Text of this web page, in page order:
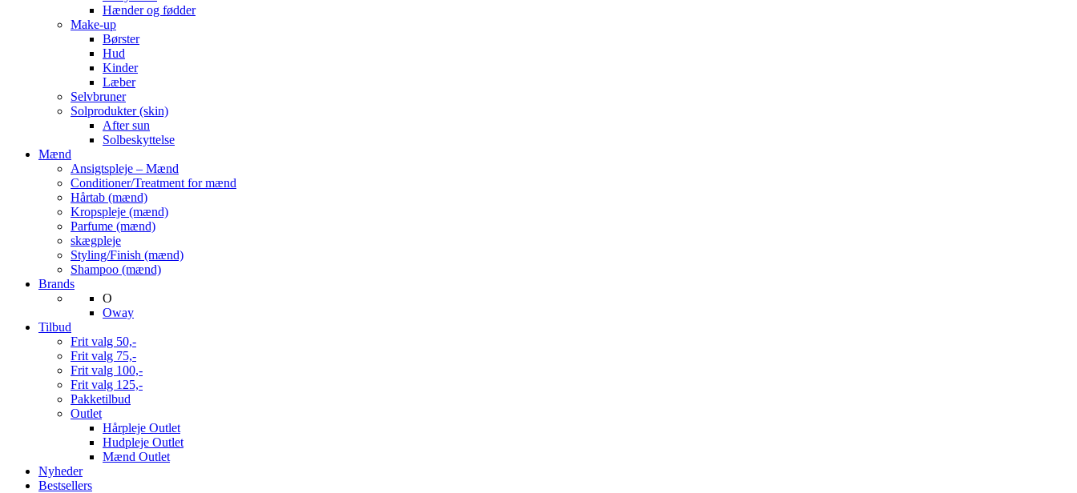
Hænder og fødder
Make-up
Børster
Hud
Kinder
Læber
Selvbruner
Solprodukter (skin)
After sun
Solbeskyttelse
Mænd
Ansigtspleje – Mænd
Conditioner/Treatment for mænd
Hårtab (mænd)
Kropspleje (mænd)
Parfume (mænd)
skægpleje
Styling/Finish (mænd)
Shampoo (mænd)
Brands
O
Oway
Tilbud
Frit valg 50,-
Frit valg 75,-
Frit valg 100,-
Frit valg 125,-
Pakketilbud
Outlet
Hårpleje Outlet
Hudpleje Outlet
Mænd Outlet
Nyheder
Bestsellers